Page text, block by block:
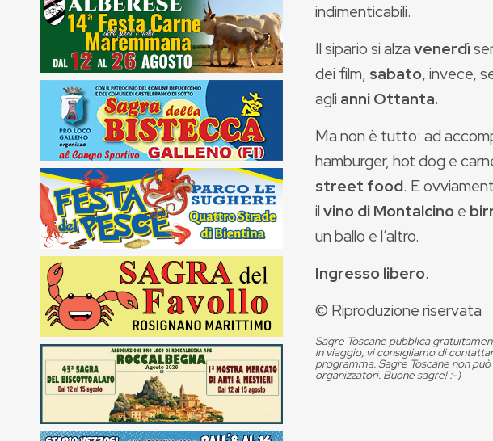
indimenticabili.
Il sipario si alzavenerdì
dei film, sabato, invece,
agli anni Ottanta.
Ma non è tutto: ad
hamburger, hot dog e
street food. E
ilvino di Montalcinoe
un ballo e l’altro.
Ingresso libero.
© Riproduzione riservata
Sagre Toscane pubblica
in viaggio, vi consigliamo di
programma. Sagre Toscane non
organizzatori. Buone sagre! :-)